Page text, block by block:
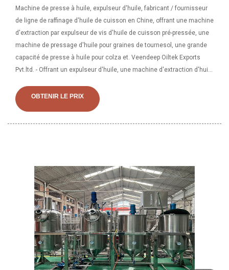
Machine de presse à huile, expulseur d'huile, fabricant / fournisseur
de ligne de raffinage d'huile de cuisson en Chine, offrant une machine
d'extraction par expulseur de vis d'huile de cuisson pré-pressée, une
machine de pressage d'huile pour graines de tournesol, une grande
capacité de presse à huile pour colza et. Veendeep Oiltek Exports
Pvt.ltd. - Offrant un expulseur d'huile, une machine d'extraction d'huile
propos de l'entreprise. Obtenir les coordonnées et l'adresse | ID :
7505518691 Expeller est conçu pour extraire le
OBTENIR LE PRIX